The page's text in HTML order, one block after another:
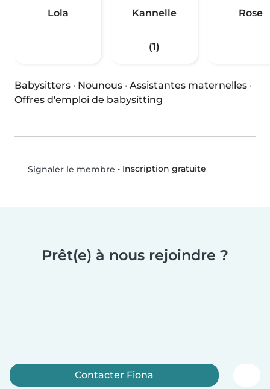
Lola Kannelle
(1)
Rose
Babysitters · Nounous · Assistantes maternelles ·
Offres d'emploi de babysitting
Signaler le membre • Inscription gratuite
Prêt(e) à nous rejoindre ?
Contacter Fiona